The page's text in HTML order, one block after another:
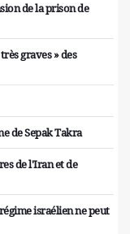
de la prison de
graves » des
de Sepak Takra
de l'Iran et de
israélien ne peut